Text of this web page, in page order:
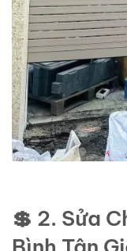
💲 2. Sửa